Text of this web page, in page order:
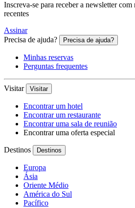
Inscreva-se para receber a newsletter com
recentes
Assinar
Precisa de ajuda?
Precisa de ajuda?
Minhas reservas
Perguntas frequentes
Visitar Visitar
Encontrar um hotel
Encontrar um restaurante
Encontrar uma sala de reunião
Encontrar uma oferta especial
Destinos Destinos
Europa
Ásia
Oriente Médio
América do Sul
Pacífico